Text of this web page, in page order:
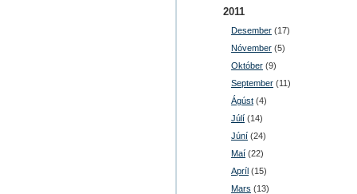
2011
Desember (17)
Nóvember (5)
Október (9)
September (11)
Ágúst (4)
Júlí (14)
Júní (24)
Maí (22)
Apríl (15)
Mars (13)